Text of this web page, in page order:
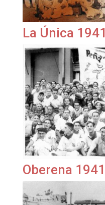
La Única 1941
Oberena 1941